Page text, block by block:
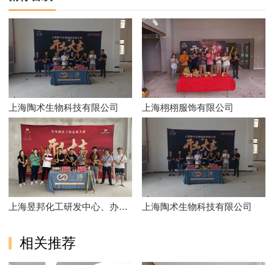
上海陶术生物科技有限公司 上海栩栩服饰有限公司
上海昱邦化工研发中心、办公、实验室 上海陶术生物科技有限公司
相关推荐